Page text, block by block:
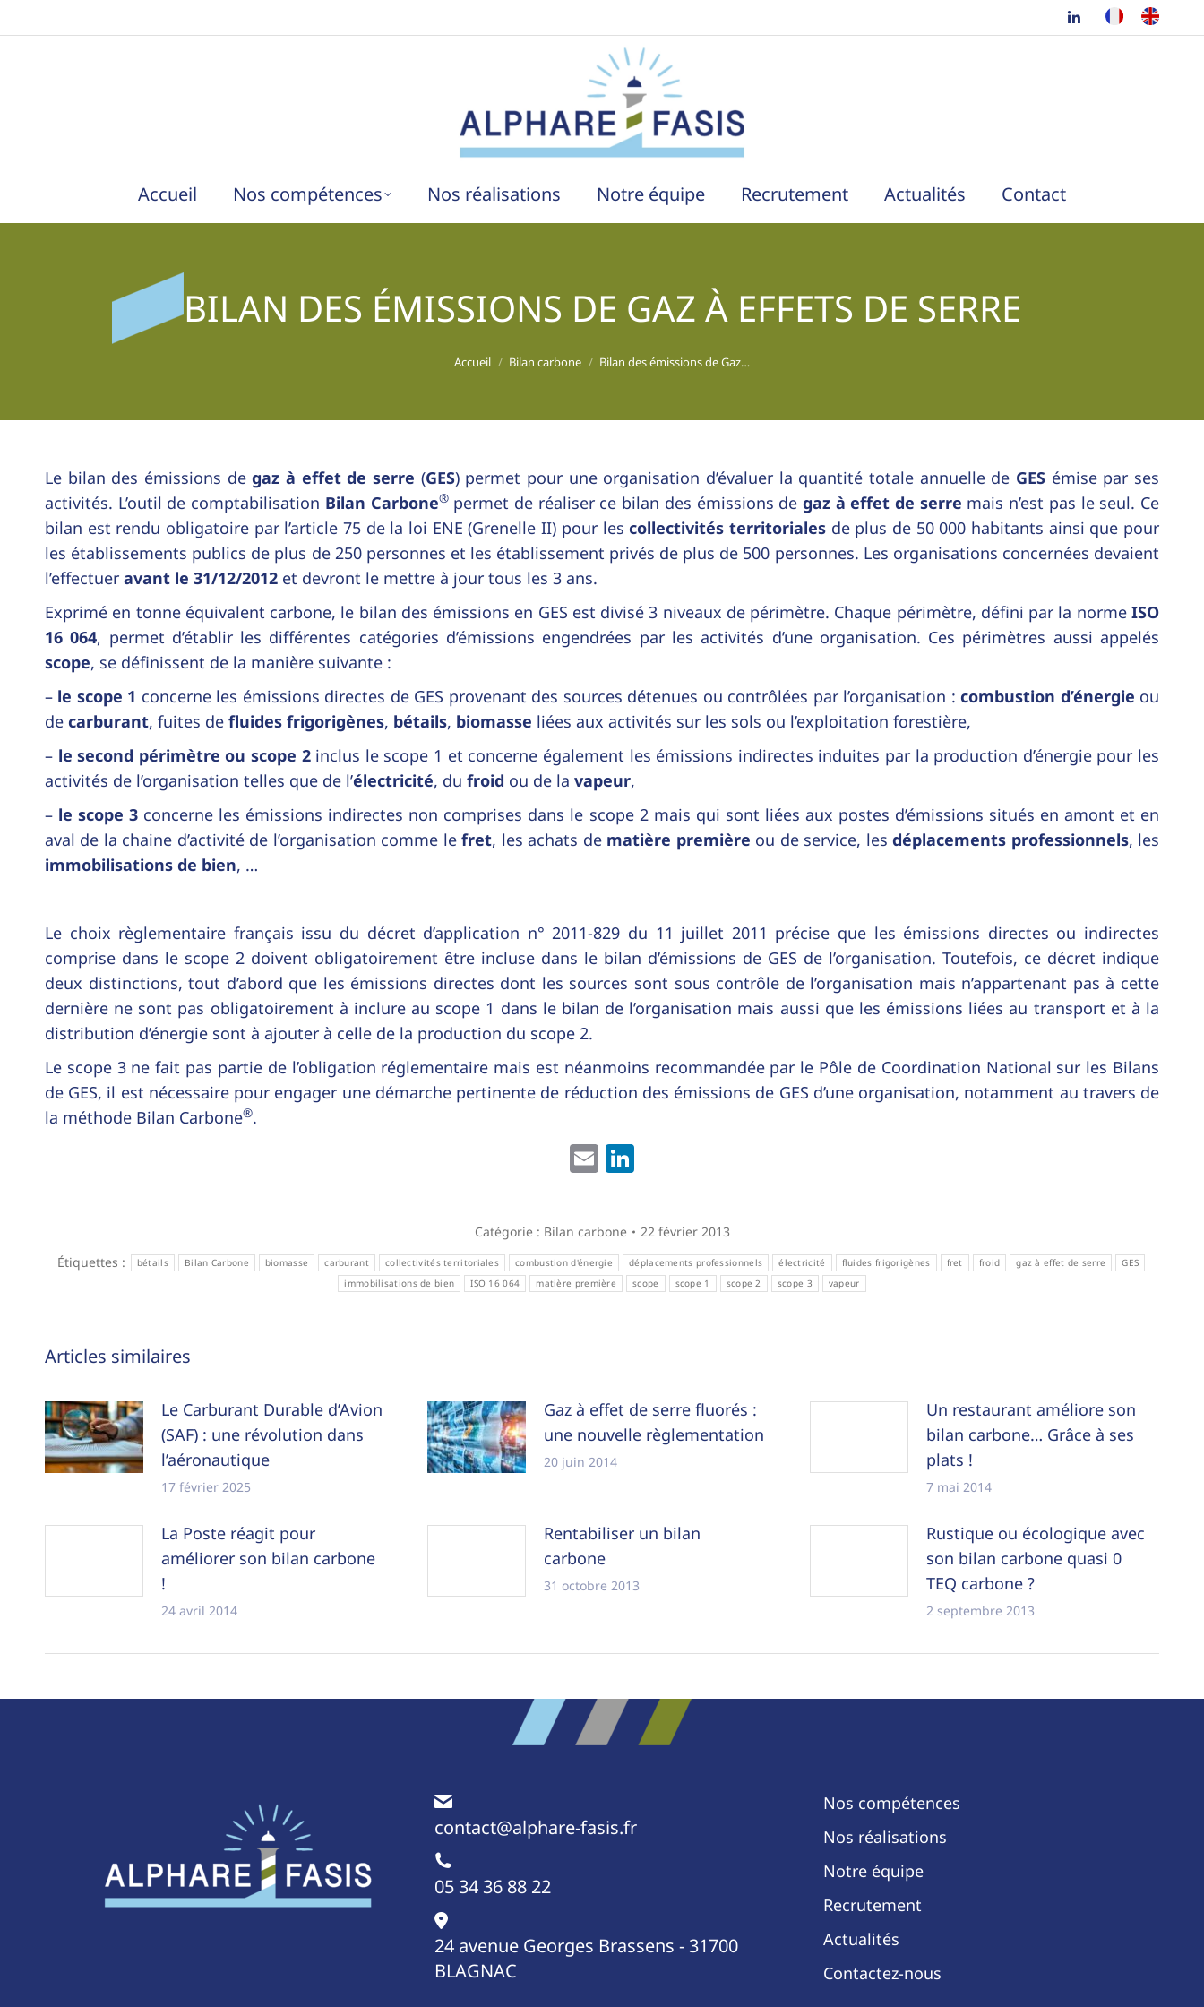
Accueil Nos compétences Nos réalisations Notre équipe Recrutement Actualités Contact
BILAN DES ÉMISSIONS DE GAZ À EFFETS DE SERRE
Vous êtes ici :
Accueil Bilan carbone Bilan des émissions de Gaz…
Le bilan des émissions degaz à effet de serre (GES) permet pour une organisation d’évaluer la quantité totale annuelle de GES émise par ses
activités. L’outil de comptabilisation Bilan Carbone®permet de réaliser ce bilan des émissions de gaz à effet de serre mais n’est pas le seul. Ce
bilan est rendu obligatoire par l’article 75 de la loi ENE (Grenelle II) pour lescollectivités territorialesde plus de 50 000 habitants ainsi que pour
les établissements publics de plus de 250 personnes et les établissement privés de plus de 500 personnes. Les organisations concernées devaient
l’effectuer avant le 31/12/2012 et devront le mettre à jour tous les 3 ans.
Exprimé en tonne équivalent carbone, le bilan des émissions en GES est divisé 3 niveaux de périmètre. Chaque périmètre, défini par la norme ISO
16 064, permet d’établir les différentes catégories d’émissions engendrées par les activités d’une organisation. Ces périmètres aussi appelés
scope, se définissent de la manière suivante :
– le scope 1 concerne les émissions directes de GES provenant des sources détenues ou contrôlées par l’organisation :combustion d’énergie ou
de carburant, fuites de fluides frigorigènes, bétails, biomasse liées aux activités sur les sols ou l’exploitation forestière,
– le second périmètre ou scope 2inclus le scope 1 et concerne également les émissions indirectes induites par la production d’énergie pour les
activités de l’organisation telles que de l’électricité, du froid ou de la vapeur,
– le scope 3 concerne les émissions indirectes non comprises dans le scope 2 mais qui sont liées aux postes d’émissions situés en amont et en
aval de la chaine d’activité de l’organisation comme lefret, les achats de matière première ou de service, lesdéplacements professionnels, les
immobilisations de bien, …
Le choix règlementaire français issu du décret d’application n° 2011-829 du 11 juillet 2011 précise que les émissions directes ou indirectes
comprise dans le scope 2 doivent obligatoirement être incluse dans le bilan d’émissions de GES de l’organisation. Toutefois, ce décret indique
deux distinctions, tout d’abord que les émissions directes dont les sources sont sous contrôle de l’organisation mais n’appartenant pas à cette
dernière ne sont pas obligatoirement à inclure au scope 1 dans le bilan de l’organisation mais aussi que les émissions liées au transport et à la
distribution d’énergie sont à ajouter à celle de la production du scope 2.
Le scope 3 ne fait pas partie de l’obligation réglementaire mais est néanmoins recommandée par le Pôle de Coordination National sur les Bilans
de GES, il est nécessaire pour engager une démarche pertinente de réduction des émissions de GES d’une organisation, notamment au travers de
la méthode Bilan Carbone®.
Email
Catégorie : Bilan carbone
22 février 2013
Étiquettes :
bétails Bilan Carbone biomasse carburant collectivités territoriales combustion d'énergie déplacements professionnels électricité fluides frigorigènes fret froid gaz à effet de serre
GES
immobilisations de bien
ISO 16 064 matière première scope scope 1 scope 2 scope 3 vapeur
Navigation
article
Articles similaires
Le Carburant Durable d’Avion
(SAF) : une révolution dans
l’aéronautique
17 février 2025
Gaz à effet de serre fluorés :
une nouvelle règlementation
20 juin 2014
Un restaurant améliore son
bilan carbone… Grâce à ses
plats !
7 mai 2014
La Poste réagit pour
améliorer son bilan carbone
!
24 avril 2014
Rentabiliser un bilan
carbone
31 octobre 2013
Rustique ou écologique avec
son bilan carbone quasi 0
TEQ carbone ?
2 septembre 2013
contact@alphare-fasis.fr
05 34 36 88 22
24 avenue Georges Brassens - 31700
BLAGNAC
Nos compétences
Nos réalisations
Notre équipe
Recrutement
Actualités
Contactez-nous